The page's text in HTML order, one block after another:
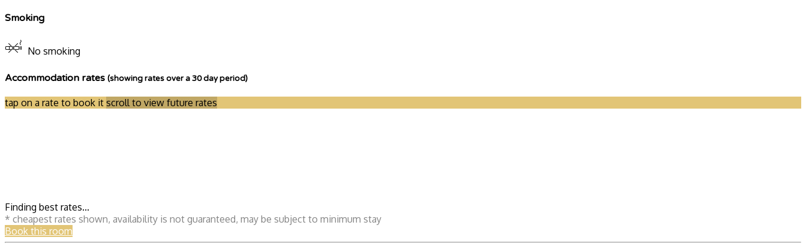
Smoking
No smoking
Accommodation rates (showing rates over a 30 day period)
tap on a rate to book it scroll to view future rates
Finding best rates...
* cheapest rates shown, availability is not guaranteed, may be subject to minimum stay
Book this room